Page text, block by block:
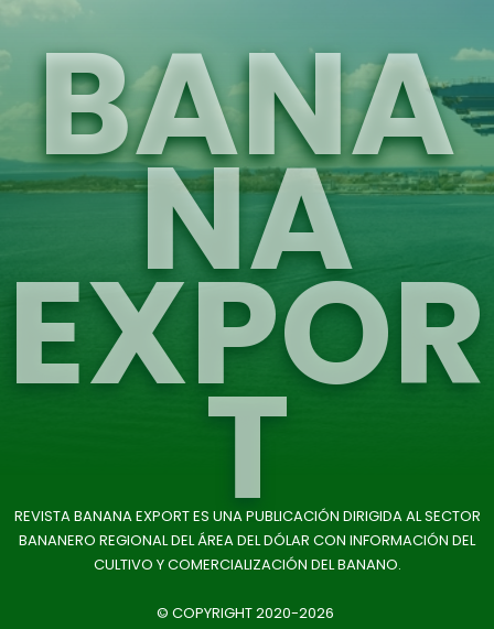
BANA
NA
EXPOR
T
REVISTA BANANA EXPORT ES UNA PUBLICACIÓN DIRIGIDA AL SECTOR
BANANERO REGIONAL DEL ÁREA DEL DÓLAR CON INFORMACIÓN DEL
CULTIVO Y COMERCIALIZACIÓN DEL BANANO.
© COPYRIGHT 2020-2026